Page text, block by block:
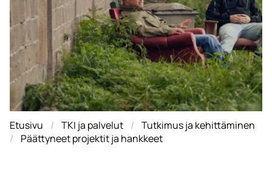
Etusivu TKI ja palvelut
Tutkimus ja kehittäminen
Päättyneet projektit ja hankkeet